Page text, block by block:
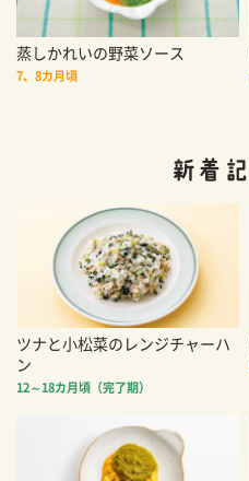
蒸しかれいの野菜ソース
7、8カ月頃
ツナと小松菜のレンジチャーハ
ン
12～18カ月頃（完了期）